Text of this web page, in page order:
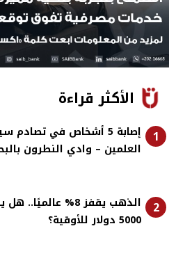
الأكثر قراءة
1
إصابة 5 أشخاص في تصادم
العلمين – وادي النطرون
2
الذهب يقفز 8%
5000 دولار للأوقية؟